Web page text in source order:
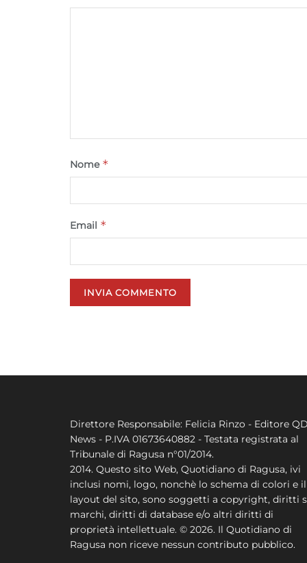
Nome *
Email *
Direttore Responsabile: Felicia Rinzo - Editore
News - P.IVA 01673640882 - Testata registrata al
Tribunale di Ragusa n°01/2014.
2014. Questo sito Web, Quotidiano di Ragusa, ivi
inclusi nomi, logo, nonchè lo schema di colori e il
layout del sito, sono soggetti a copyright, diritti
marchi, diritti di database e/o altri diritti di
proprietà intellettuale. © 2026. Il Quotidiano di
Ragusa non riceve nessun contributo pubblico.